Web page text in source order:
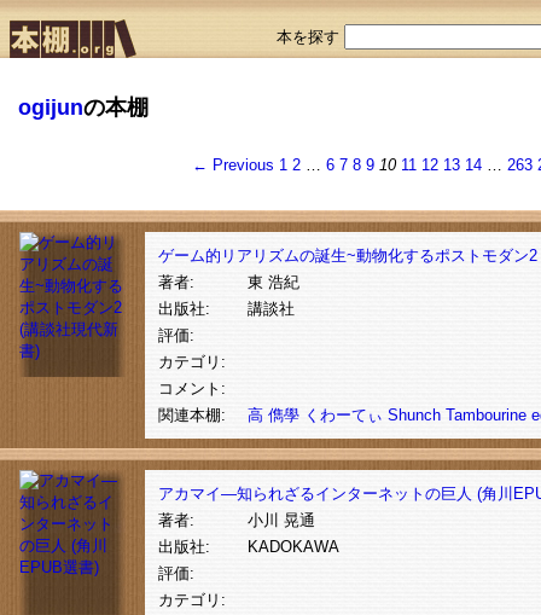
本を探す
ogijunの本棚
← Previous 1 2 6 7 8 9 10 11 12 13 14 263
ゲーム的リアリズムの誕生~動物化するポストモダン
著者:
東 浩紀
出版社:
講談社
評価:
カテゴリ:
コメント:
関連本棚:
高 儁學 くわーてぃ Shunch Tambourine
アカマイ―知られざるインターネットの巨人 (角川
著者:
小川 晃通
出版社:
KADOKAWA
評価:
カテゴリ: